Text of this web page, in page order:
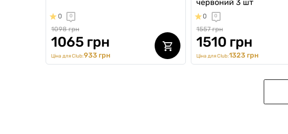
0 0
1098 грн
1065 грн
Ціна для Club:933 грн
червоний 3 шт
0 0
1557 грн
1510 грн
Ціна для Club:1323 грн